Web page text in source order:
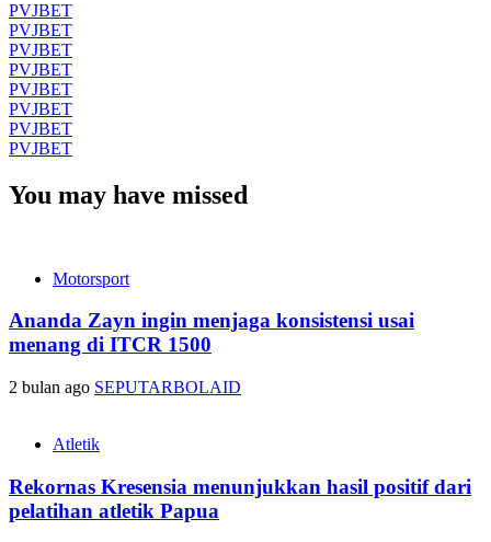
PVJBET
PVJBET
PVJBET
PVJBET
PVJBET
PVJBET
PVJBET
PVJBET
You may have missed
Motorsport
Ananda Zayn ingin menjaga konsistensi usai
menang di ITCR 1500
2 bulan ago SEPUTARBOLAID
Atletik
Rekornas Kresensia menunjukkan hasil positif dari
pelatihan atletik Papua